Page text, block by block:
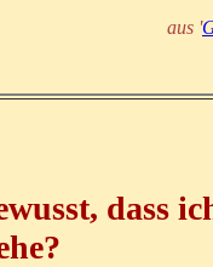
aus '
dass